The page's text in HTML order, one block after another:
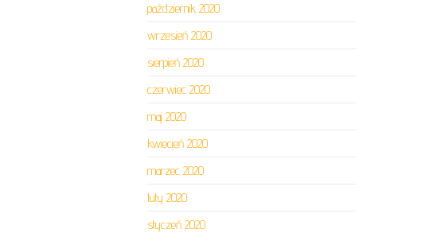
październik 2020
wrzesień 2020
sierpień 2020
czerwiec 2020
maj 2020
kwiecień 2020
marzec 2020
luty 2020
styczeń 2020